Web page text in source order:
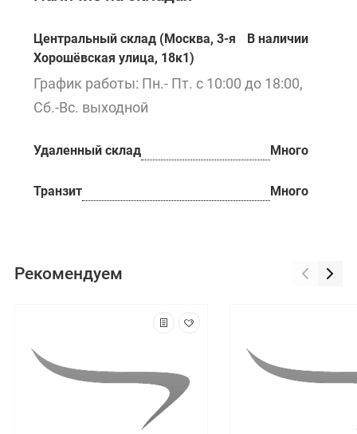
Центральный склад (Москва, 3-я
Хорошёвская улица, 18к1)
В наличии
График работы: Пн.- Пт. с 10:00 до 18:00,
Сб.-Вс. выходной
Удаленный склад Много
Транзит Много
Рекомендуем